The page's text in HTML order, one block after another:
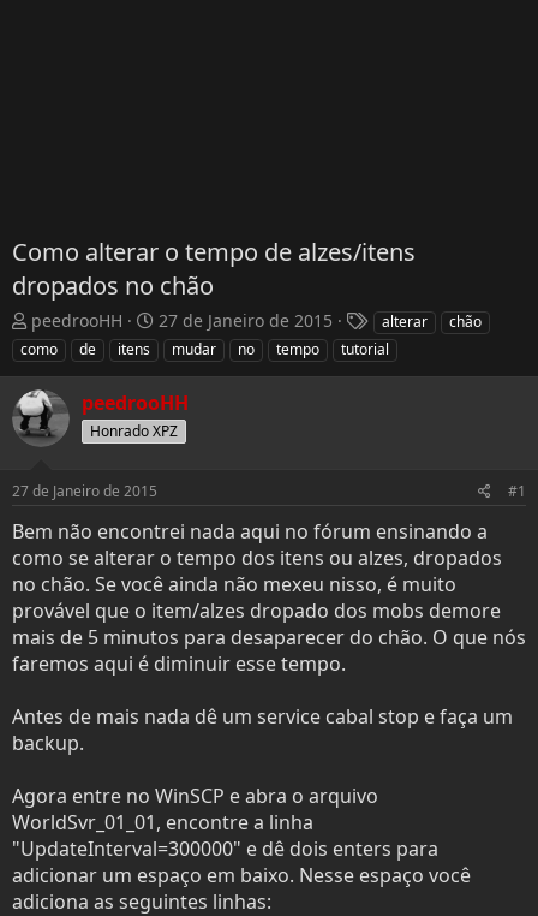
Como alterar o tempo de alzes/itens
dropados no chão
T
h
r
e
a
d
a
r
e
r
peedrooHH
D
a
t
d
e
í
c
o
27 de Janeiro de 2015
T
a
g
alterar
chão
como
de itens mudar no tempo tutorial
peedrooHH
Honrado XPZ
27 de Janeiro de 2015 #1
Bem não encontrei nada aqui no fórum ensinando a
como se alterar o tempo dos itens ou alzes, dropados
no chão. Se você ainda não mexeu nisso, é muito
provável que o item/alzes dropado dos mobs demore
mais de 5 minutos para desaparecer do chão. O que nós
faremos aqui é diminuir esse tempo.
Antes de mais nada dê um service cabal stop e faça um
backup.
Agora entre no WinSCP e abra o arquivo
WorldSvr_01_01, encontre a linha
"UpdateInterval=300000" e dê dois enters para
adicionar um espaço em baixo. Nesse espaço você
adiciona as seguintes linhas: